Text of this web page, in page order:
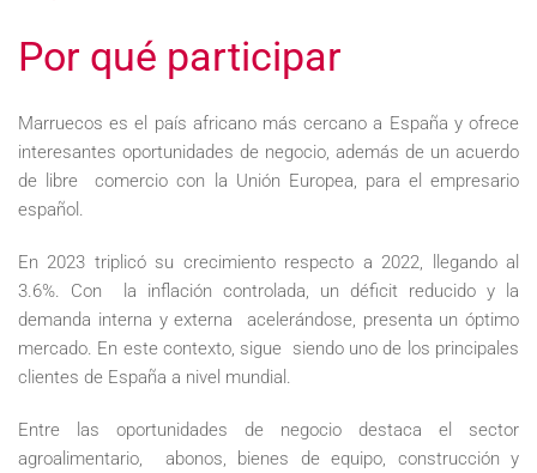
Por qué participar
Marruecos es el país africano más cercano a España y ofrece
interesantes oportunidades de negocio, además de un acuerdo
de libre comercio con la Unión Europea, para el empresario
español.
En 2023 triplicó su crecimiento respecto a 2022, llegando al
3.6%. Con la inflación controlada, un déficit reducido y la
demanda interna y externa acelerándose, presenta un óptimo
mercado. En este contexto, sigue siendo uno de los principales
clientes de España a nivel mundial.
Entre las oportunidades de negocio destaca el sector
agroalimentario, abonos, bienes de equipo, construcción y